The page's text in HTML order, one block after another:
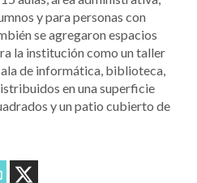
y para personas con
se agregaron espacios
la institución como un taller
de informática, biblioteca,
en una superficie
y un patio cubierto de